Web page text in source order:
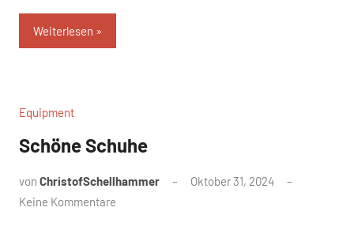
Weiterlesen
Equipment
Schöne Schuhe
von ChristofSchellhammer
Oktober 31, 2024
Keine Kommentare